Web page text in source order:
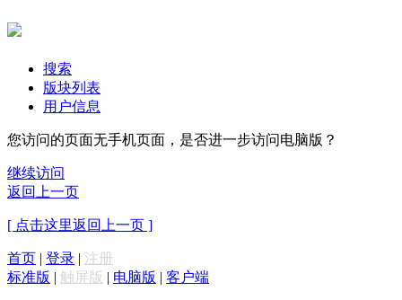
搜索
版块列表
用户信息
您访问的页面无手机页面，是否进一步访问电脑版？
继续访问
返回上一页
[ 点击这里返回上一页 ]
首页 | 登录 | 注册
标准版 | 触屏版 | 电脑版 | 客户端